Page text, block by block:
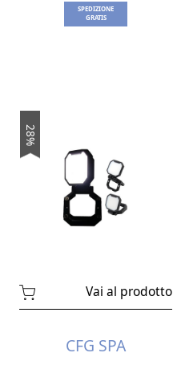
SPEDIZIONE
GRATIS
28%
Vai al prodotto
CFG SPA